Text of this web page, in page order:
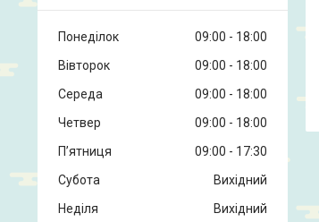
Понеділок 09:00
18:00
Вівторок
09:00
18:00
Середа
09:00
18:00
Четвер
09:00
18:00
Пʼятниця
09:00
17:30
Субота
Вихідний
Неділя
Вихідний